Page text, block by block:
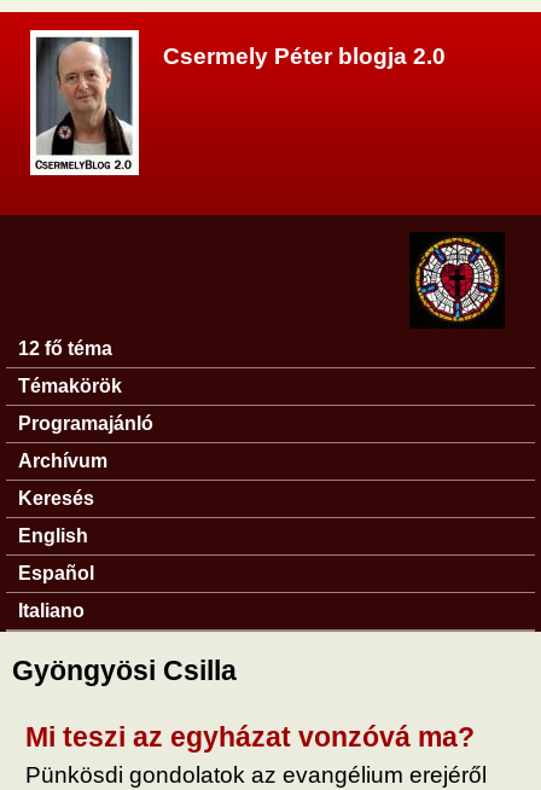
Csermely Péter blogja 2.0
Főmenü
12 fő téma
Témakörök
Programajánló
Archívum
Keresés
English
Español
Italiano
Gyöngyösi Csilla
Mi teszi az egyházat vonzóvá ma?
Pünkösdi gondolatok az evangélium erejéről